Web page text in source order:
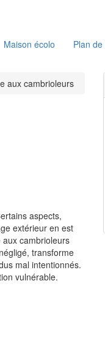
Maison écolo Plan
aux cambrioleurs
aspects,
extérieur en est
aux cambrioleurs
transforme
mal intentionnés.
vulnérable.